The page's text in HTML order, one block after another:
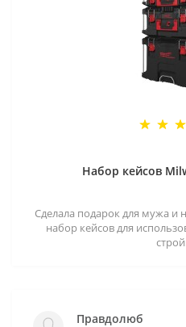
Набор кейсов
Сделала подарок для мужа
набор кейсов для
Правдолюб